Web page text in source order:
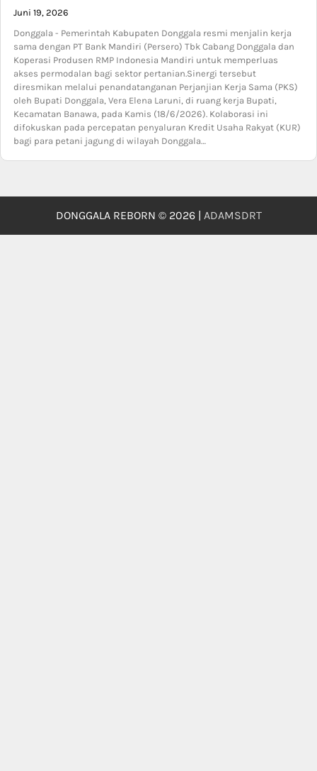
Juni 19, 2026
Donggala - Pemerintah Kabupaten Donggala resmi menjalin kerja
sama dengan PT Bank Mandiri (Persero) Tbk Cabang Donggala dan
Koperasi Produsen RMP Indonesia Mandiri untuk memperluas
akses permodalan bagi sektor pertanian.Sinergi tersebut
diresmikan melalui penandatanganan Perjanjian Kerja Sama (PKS)
oleh Bupati Donggala, Vera Elena Laruni, di ruang kerja Bupati,
Kecamatan Banawa, pada Kamis (18/6/2026). Kolaborasi ini
difokuskan pada percepatan penyaluran Kredit Usaha Rakyat (KUR)
bagi para petani jagung di wilayah Donggala…
DONGGALA REBORN © 2026 | ADAMSDRT